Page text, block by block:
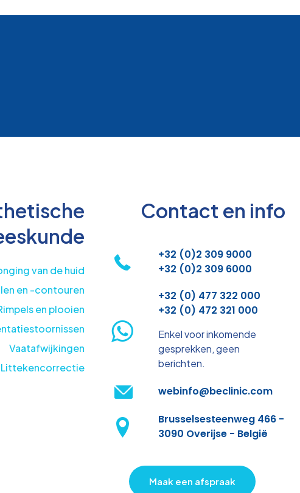
van de huid
en -contouren
en plooien
Vaatafwijkingen
Littekencorrectie
Contact en info
+32 (0)2 309 9000
+32 (0)2 309 6000
+32 (0) 477 322 000
+32 (0) 472 321 000
Enkel voor inkomende
gesprekken, geen
berichten.
webinfo@beclinic.com
Brusselsesteenweg 466 -
3090 Overijse - België
Maak een afspraak